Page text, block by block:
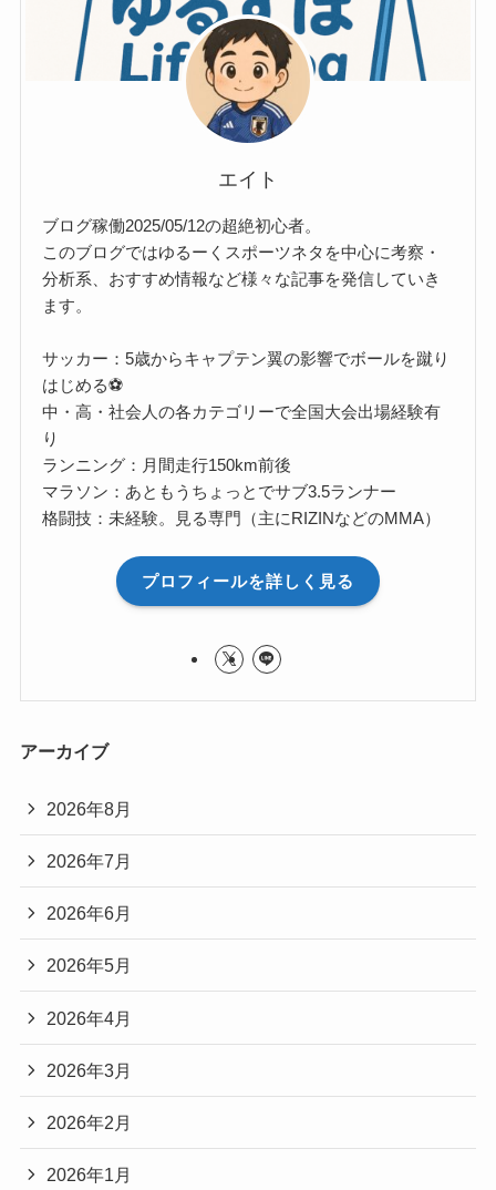
エイト
ブログ稼働2025/05/12の超絶初心者。
このブログではゆるーくスポーツネタを中心に考察・
分析系、おすすめ情報など様々な記事を発信していき
ます。
サッカー：5歳からキャプテン翼の影響でボールを蹴り
はじめる⚽
中・高・社会人の各カテゴリーで全国大会出場経験有
り
ランニング：月間走行150km前後
マラソン：あともうちょっとでサブ3.5ランナー
格闘技：未経験。見る専門（主にRIZINなどのMMA）
プロフィールを詳しく見る
アーカイブ
2026年8月
2026年7月
2026年6月
2026年5月
2026年4月
2026年3月
2026年2月
2026年1月